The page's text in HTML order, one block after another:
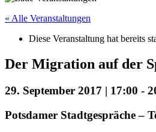
« Alle Veranstaltungen
Diese Veranstaltung hat bereits
Der Migration auf der
29. September 2017 | 17:00 -
Potsdamer Stadtgespräche –